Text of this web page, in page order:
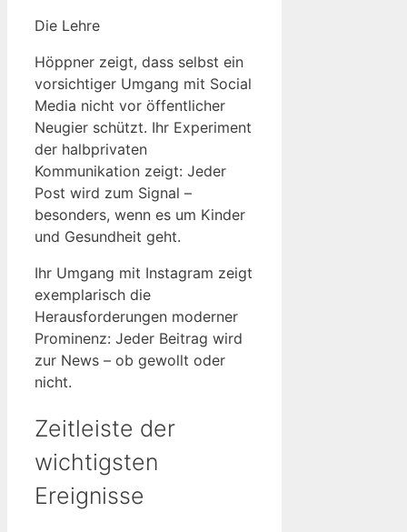
Die Lehre
Höppner zeigt, dass selbst ein
vorsichtiger Umgang mit Social
Media nicht vor öffentlicher
Neugier schützt. Ihr Experiment
der halbprivaten
Kommunikation zeigt: Jeder
Post wird zum Signal –
besonders, wenn es um Kinder
und Gesundheit geht.
Ihr Umgang mit Instagram zeigt
exemplarisch die
Herausforderungen moderner
Prominenz: Jeder Beitrag wird
zur News – ob gewollt oder
nicht.
Zeitleiste der
wichtigsten
Ereignisse